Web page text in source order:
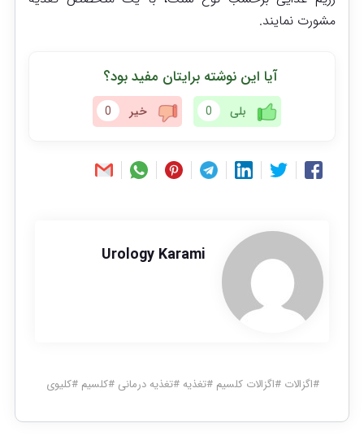
مشورت نمایند.
آیا این نوشته برایتان مفید بود؟
بلی 0 خیر 0
Urology Karami
#اگزالات #اگزالات کلسیم #تغذیه #تغذیه درمانی #کلسیم #کلیوی